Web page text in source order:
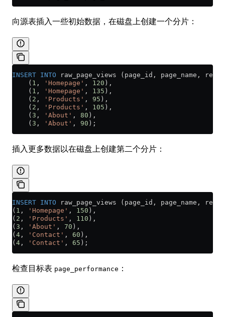
向源表插入一些初始数据，在磁盘上创建一个分片：
INSERT INTO raw_page_views (page_id, page_name,
    (
1 , 'Homepage' , 120 ),
    (
1 , 'Homepage' , 135 ),
    (
2 , 'Products' , 95 ),
    (
2 , 'Products' , 105 ),
    (
3 , 'About' , 80 ),
    (
3 , 'About' , 90 );
插入更多数据以在磁盘上创建第二个分片：
INSERT INTO raw_page_views (page_id, page_name,
( 1 , 'Homepage' , 150 ),
( 2 , 'Products' , 110 ),
( 3 , 'About' , 70 ),
(4 , 'Contact' , 60 ),
(4 , 'Contact' , 65 );
检查目标表 page_performance ：